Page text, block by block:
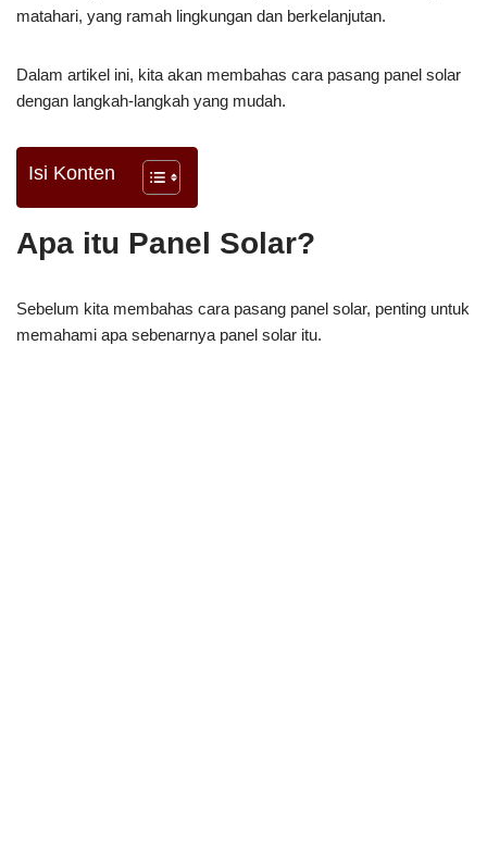
matahari, yang ramah lingkungan dan berkelanjutan.
Dalam artikel ini, kita akan membahas cara pasang panel solar
dengan langkah-langkah yang mudah.
Isi Konten
Apa itu Panel Solar?
Sebelum kita membahas cara pasang panel solar, penting untuk
memahami apa sebenarnya panel solar itu.